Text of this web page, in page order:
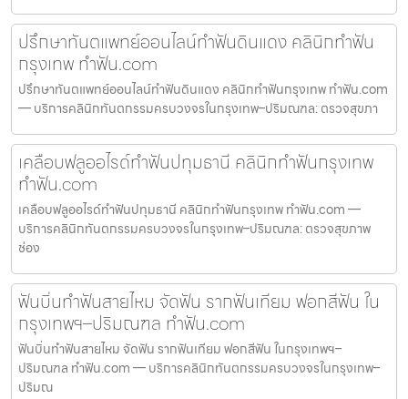
ปรึกษาทันตแพทย์ออนไลน์ทำฟันดินแดง คลินิกทำฟัน
กรุงเทพ ทำฟัน.com
ปรึกษาทันตแพทย์ออนไลน์ทำฟันดินแดง คลินิกทำฟันกรุงเทพ ทำฟัน.com
— บริการคลินิกทันตกรรมครบวงจรในกรุงเทพ–ปริมณฑล: ตรวจสุขภา
เคลือบฟลูออไรด์ทำฟันปทุมธานี คลินิกทำฟันกรุงเทพ
ทำฟัน.com
เคลือบฟลูออไรด์ทำฟันปทุมธานี คลินิกทำฟันกรุงเทพ ทำฟัน.com —
บริการคลินิกทันตกรรมครบวงจรในกรุงเทพ–ปริมณฑล: ตรวจสุขภาพ
ช่อง
ฟันบิ่นทำฟันสายไหม จัดฟัน รากฟันเทียม ฟอกสีฟัน ใน
กรุงเทพฯ–ปริมณฑล ทำฟัน.com
ฟันบิ่นทำฟันสายไหม จัดฟัน รากฟันเทียม ฟอกสีฟัน ในกรุงเทพฯ–
ปริมณฑล ทำฟัน.com — บริการคลินิกทันตกรรมครบวงจรในกรุงเทพ–
ปริมณ